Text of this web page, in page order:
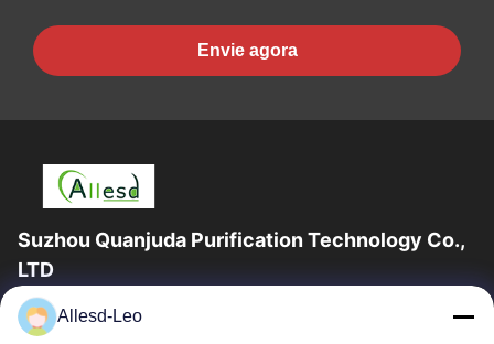
Envie agora
Suzhou Quanjuda Purification Technology Co.,
LTD
a experiência 16years, como um fabricante e um exportador
principais de ESD & produtos da sala de limpeza, nós
Allesd-Leo